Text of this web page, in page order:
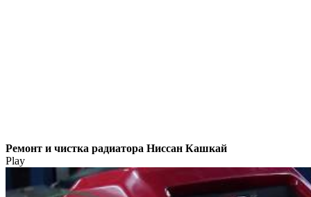
Ремонт и чистка радиатора Ниссан Кашкай
Play